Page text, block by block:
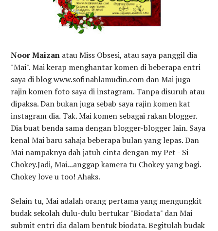
Noor Maizan atau Miss Obsesi, atau saya panggil dia
"Mai". Mai kerap menghantar komen di beberapa entri
saya di blog www.sofinahlamudin.com dan Mai juga
rajin komen foto saya di instagram. Tanpa disuruh atau
dipaksa. Dan bukan juga sebab saya rajin komen kat
instagram dia. Tak. Mai komen sebagai rakan blogger.
Dia buat benda sama dengan blogger-blogger lain. Saya
kenal Mai baru sahaja beberapa bulan yang lepas. Dan
Mai nampaknya dah jatuh cinta dengan my Pet - Si
Chokey.Jadi, Mai...anggap kamera tu Chokey yang bagi.
Chokey love u too! Ahaks.
Selain tu, Mai adalah orang pertama yang mengungkit
budak sekolah dulu-dulu bertukar "Biodata" dan Mai
submit entri dia dalam bentuk biodata. Begitulah budak